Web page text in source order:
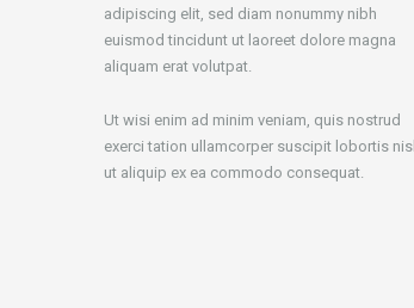
adipiscing elit, sed diam nonummy nibh
euismod tincidunt ut laoreet dolore magna
aliquam erat volutpat.
Ut wisi enim ad minim veniam, quis nostrud
exerci tation ullamcorper suscipit lobortis nisl
ut aliquip ex ea commodo consequat.